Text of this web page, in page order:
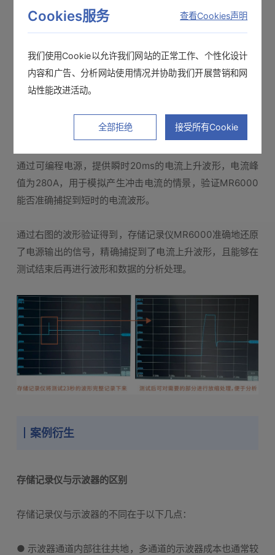
通过可编程电源，提供瞬时20ms的电流上升波形，电流峰
值为280A，用于模拟产生冲击电流的情景，验证MR6000
能否准确捕捉到短时的电流波形。
通过右图的波形验证得到，存储记录仪MR6000准确地还原
了电源输出的信号，精确捕捉到了电流上升波形，且能够在
测试结束后再进行波形和数据的分析处理。
案例衍生
存储记录仪与示波器的区别
存储记录仪与示波器的不同在于以下几点：
● 示波器通道内部往往共地，多通道的示波器成本也通常较
Cookies服务 查看Cookies声明
我们使用Cookie以允许我们网站的正常工作、个性化设计
内容和广告、分析网站使用情况并协助我们开展营销和网
站性能改进活动。
全部拒绝 接受所有Cookie